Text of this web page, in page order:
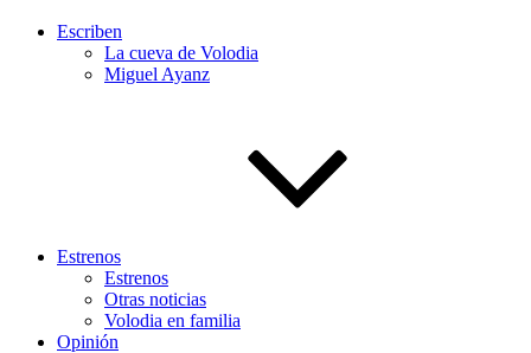
Escriben
La cueva de Volodia
Miguel Ayanz
Estrenos
Estrenos
Otras noticias
Volodia en familia
Opinión